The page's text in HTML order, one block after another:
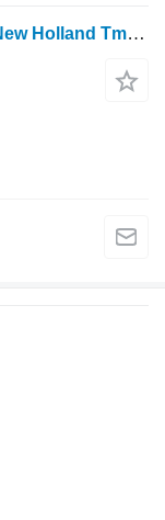
Bague de synchronisation Fiat M, F, New Holland Tm, Série 60 F130, F100, 8160 Synchroniseur 51 5158933 pour tracteur à roues New Holland TM115, TM120, TM125, TM130, TM140